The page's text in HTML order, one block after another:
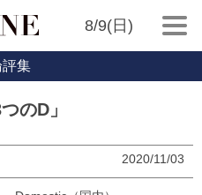
8/9(日)
集
のD」
2020/11/03